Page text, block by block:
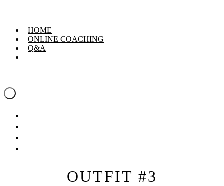
HOME
ONLINE COACHING
Q&A
Menu
Toggle
OUTFIT #3